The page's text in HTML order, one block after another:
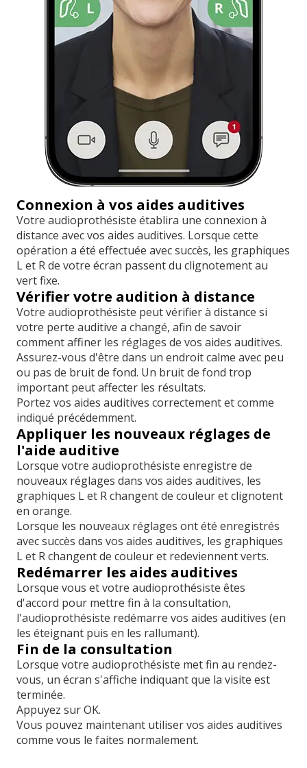
Connexion à vos aides auditives
Votre audioprothésiste établira une connexion à
distance avec vos aides auditives. Lorsque cette
opération a été effectuée avec succès, les graphiques
L et R de votre écran passent du clignotement au
vert fixe.
Vérifier votre audition à distance
Votre audioprothésiste peut vérifier à distance si
votre perte auditive a changé, afin de savoir
comment affiner les réglages de vos aides auditives.
Assurez-vous d'être dans un endroit calme avec peu
ou pas de bruit de fond. Un bruit de fond trop
important peut affecter les résultats.
Portez vos aides auditives correctement et comme
indiqué précédemment.
Appliquer les nouveaux réglages de
l'aide auditive
Lorsque votre audioprothésiste enregistre de
nouveaux réglages dans vos aides auditives, les
graphiques L et R changent de couleur et clignotent
en orange.
Lorsque les nouveaux réglages ont été enregistrés
avec succès dans vos aides auditives, les graphiques
L et R changent de couleur et redeviennent verts.
Redémarrer les aides auditives
Lorsque vous et votre audioprothésiste êtes
d'accord pour mettre fin à la consultation,
l'audioprothésiste redémarre vos aides auditives (en
les éteignant puis en les rallumant).
Fin de la consultation
Lorsque votre audioprothésiste met fin au rendez-
vous, un écran s'affiche indiquant que la visite est
terminée.
Appuyez sur OK.
Vous pouvez maintenant utiliser vos aides auditives
comme vous le faites normalement.